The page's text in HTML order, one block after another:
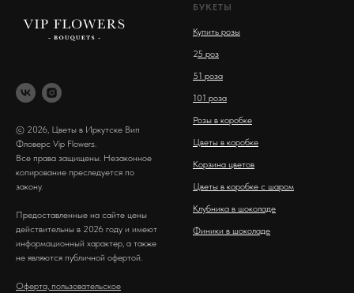
© 2026, Цветы в Иркутске Вип
Фловерс Vip Flowers.
Все права защищены. Незаконное
копирование преследуется по
закону.
Предоставленные на сайте цены
действительны в 2026 году и имеют
информационный характер, а также
не являются публичной офертой.
Оферта, пользовательское
БУКЕТЫ
Купить розы
25 роз
51 роза
101 роза
Розы в коробке
Цветы в коробке
Корзина цветов
Цветы в коробке с шаром
Клубника в шоколаде
Финики в шоколаде